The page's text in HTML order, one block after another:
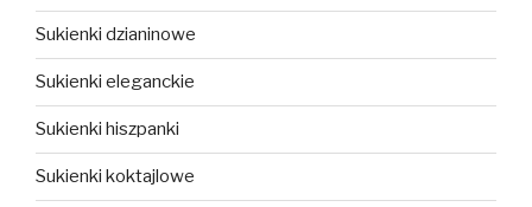
Sukienki dzianinowe
Sukienki eleganckie
Sukienki hiszpanki
Sukienki koktajlowe